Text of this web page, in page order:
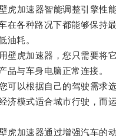
加速器智能调整引擎性能
在各种路况下都能够保持
油耗。
虎加速器，您只需要将
品与车身电脑正常连接。
以根据自己的驾驶需求选
模式适合城市行驶，而运
加速器通过增强汽车的动